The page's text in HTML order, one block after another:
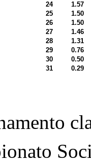
24
1.57
25
1.50
26
1.50
27
1.46
28
1.31
29
0.76
30
0.50
31
0.29